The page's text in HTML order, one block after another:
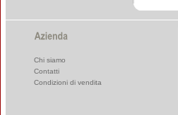
Chi siamo
Contatti
Condizioni di vendita